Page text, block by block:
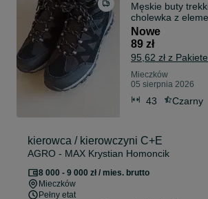
Męskie buty
cholewka z
Nowe
89 zł
95,62 zł z
Mieczków
05 sierpnia 2026
43 Czarny
kierowca / kierowczyni C+E
AGRO - MAX Krystian Homoncik
8 000 - 9 000 zł / mies. brutto
Mieczków
Pełny etat